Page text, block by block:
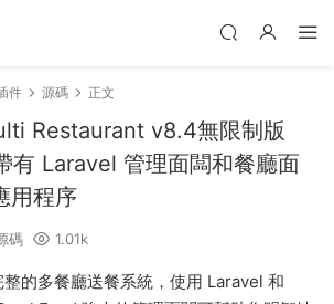
件 源碼 正文
Restaurant v8.4無限制版
有 Laravel 管理面闆和餐廳面
用程序
碼 1.01k
的多餐廳送餐系統，使用 Laravel 和